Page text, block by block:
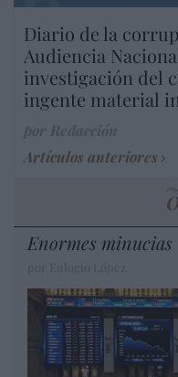
Diario de la
Audiencia
investigación del
ingente material
Artículos anteriores
Enormes minucias